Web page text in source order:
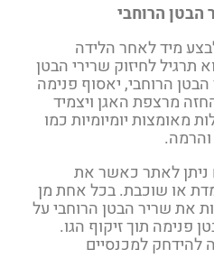
מיד לאחר הלידה
לחיזוק שרירי הבטן
הרוחבי, יאסוף פנימה
מרצפת האגן ויצמיד
מאומצות יומיומיות כמו
ניתן לאתר כאשר את
או שוכבת. בכל אחת מן
את שריר הבטן הרוחבי על
פנימה תוך זיקוף הגו.
למכנסיים